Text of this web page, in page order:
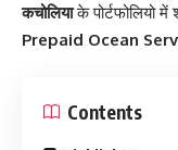
कचोलियाके पोर्टफोलियो
Prepaid Ocean
Contents